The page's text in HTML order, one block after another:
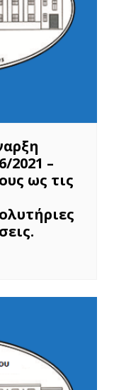
2021 –
ως τις